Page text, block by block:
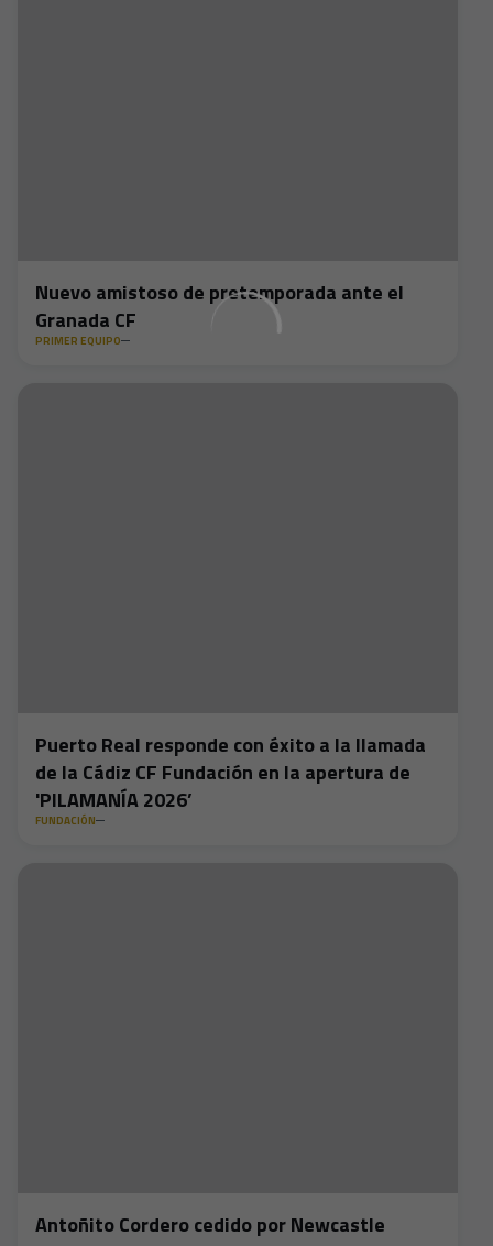
Nuevo amistoso de pretemporada ante el
Granada CF
PRIMER EQUIPO
Puerto Real responde con éxito a la llamada
de la Cádiz CF Fundación en la apertura de
'PILAMANÍA 2026’
FUNDACIÓN
Antoñito Cordero cedido por Newcastle